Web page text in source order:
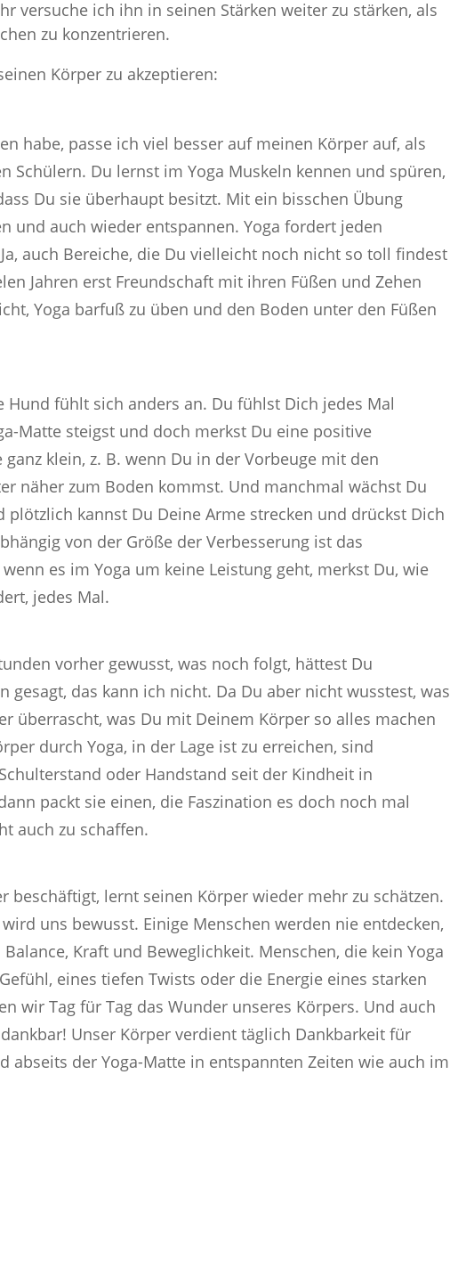
versuche ich ihn in seinen Stärken weiter zu stärken, als
zu konzentrieren.
Körper zu akzeptieren:
habe, passe ich viel besser auf meinen Körper auf, als
Schülern. Du lernst im Yoga Muskeln kennen und spüren,
Du sie überhaupt besitzt. Mit ein bisschen Übung
und auch wieder entspannen. Yoga fordert jeden
auch Bereiche, die Du vielleicht noch nicht so toll findest
Jahren erst Freundschaft mit ihren Füßen und Zehen
Yoga barfuß zu üben und den Boden unter den Füßen
Hund fühlt sich anders an. Du fühlst Dich jedes Mal
Matte steigst und doch merkst Du eine positive
klein, z. B. wenn Du in der Vorbeuge mit den
näher zum Boden kommst. Und manchmal wächst Du
kannst Du Deine Arme strecken und drückst Dich
von der Größe der Verbesserung ist das
es im Yoga um keine Leistung geht, merkst Du, wie
jedes Mal.
vorher gewusst, was noch folgt, hättest Du
gesagt, das kann ich nicht. Da Du aber nicht wusstest, was
überrascht, was Du mit Deinem Körper so alles machen
durch Yoga, in der Lage ist zu erreichen, sind
oder Handstand seit der Kindheit in
packt sie einen, die Faszination es doch noch mal
auch zu schaffen.
beschäftigt, lernt seinen Körper wieder mehr zu schätzen.
uns bewusst. Einige Menschen werden nie entdecken,
Kraft und Beweglichkeit. Menschen, die kein Yoga
eines tiefen Twists oder die Energie eines starken
wir Tag für Tag das Wunder unseres Körpers. Und auch
Unser Körper verdient täglich Dankbarkeit für
abseits der Yoga-Matte in entspannten Zeiten wie auch im